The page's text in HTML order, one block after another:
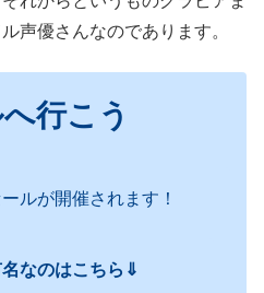
声優さんなのであります。
行こう
ルが開催されます！
なのはこちら⇓